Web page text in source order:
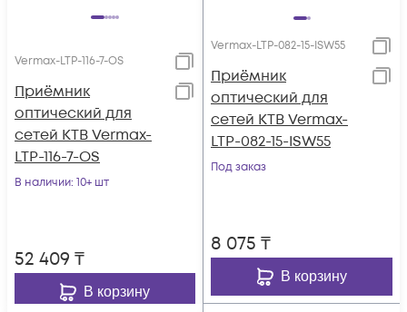
Vermax-LTP-116-7-OS
Приёмник
оптический для
сетей КТВ Vermax-
LTP-116-7-OS
В наличии: 10+ шт
52 409 ₸
В корзину
Vermax-LTP-082-15-ISW55
Приёмник
оптический для
сетей КТВ Vermax-
LTP-082-15-ISW55
Под заказ
8 075 ₸
В корзину